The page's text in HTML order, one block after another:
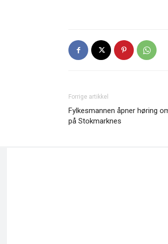
Forrige artikkel
Fylkesmannen åpner høring
på Stokmarknes